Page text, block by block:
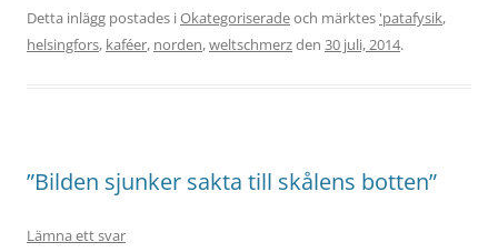
Detta inlägg postades iOkategoriseradeoch märktes 'patafysik,
helsingfors, kaféer, norden,weltschmerzden 30 juli, 2014.
”Bilden sjunker sakta till skålens botten”
Lämna ett svar